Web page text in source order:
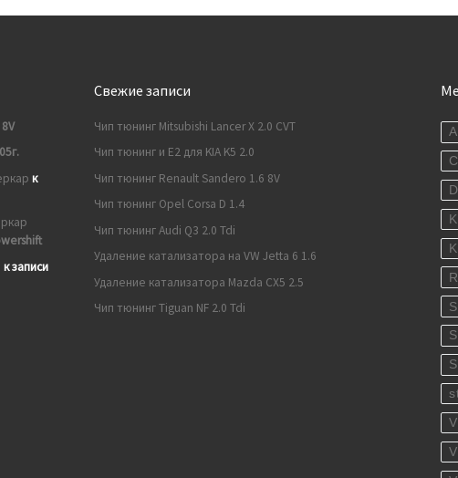
к
к записи
Свежие записи
Чип тюнинг Mitsubishi Lancer X 2.0 CVT
Чип тюнинг и E2 для KIA K5 2.0
Чип тюнинг Renault Sandero 1.6 8V
Чип тюнинг Opel Corsa D 1.4
Чип тюнинг Audi Q3 2.0 Tdi
Удаление катализатора на VW Jetta 6 1.6
Удаление катализатора Mazda CX5 2.5
Чип тюнинг Tiguan NF 2.0 Tdi